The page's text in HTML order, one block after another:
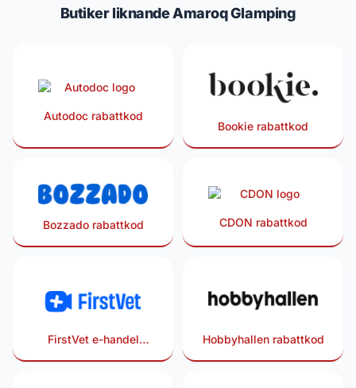
Butiker liknande Amaroq Glamping
Autodoc rabattkod
Bookie rabattkod
Bozzado rabattkod CDON rabattkod
FirstVet e-handel
Hobbyhallen rabattkod